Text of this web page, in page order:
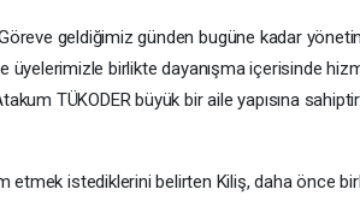
geldiğimiz günden bugüne kadar
üyelerimizle birlikte dayanışma içerisinde
TÜKODER büyük bir aile yapısına
istediklerini belirten Kiliş, daha önce